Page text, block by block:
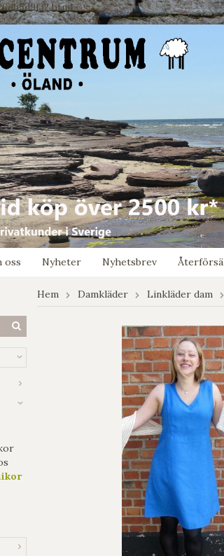
oss Nyheter Nyhetsbrev
Hem Damkläder Linkläder dam